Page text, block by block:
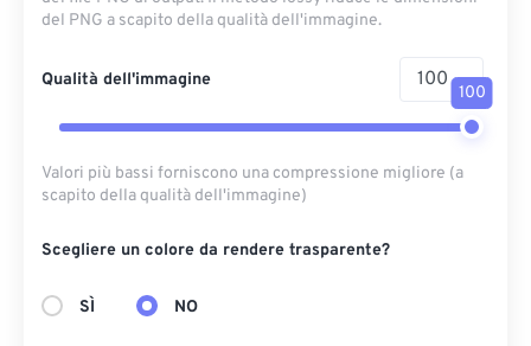
del PNG a scapito della qualità dell'immagine.
Qualità dell'immagine
100
Valori più bassi forniscono una compressione migliore (a
scapito della qualità dell'immagine)
Scegliere un colore da rendere trasparente?
SÌ NO